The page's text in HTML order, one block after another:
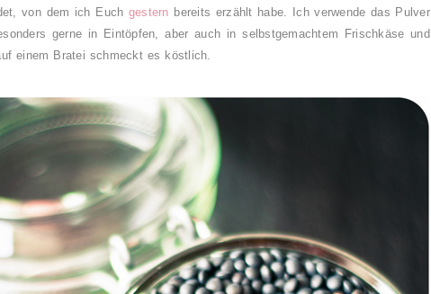
von dem ich Euch gestern bereits erzählt habe. Ich verwende das Pulver
gerne in Eintöpfen, aber auch in selbstgemachtem Frischkäse und
einem Bratei schmeckt es köstlich.